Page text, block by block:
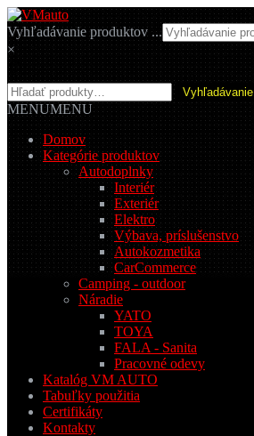
Preskočiť
na
navigáciu
Preskočiť
na
obsah
Vyhľadávanie produktov ...
×
Hľadať: Vyhľadávanie
MENUMENU
Domov
Kategórie produktov
Autodoplnky
Interiér
Exteriér
Elektro
Výbava, príslušenstvo
Autokozmetika
CarCommerce
Camping - outdoor
Náradie
YATO
TOYA
FALA - Sanita
Pracovné odevy
Katalóg VM AUTO
Tabuľky použitia
Certifikáty
Kontakty